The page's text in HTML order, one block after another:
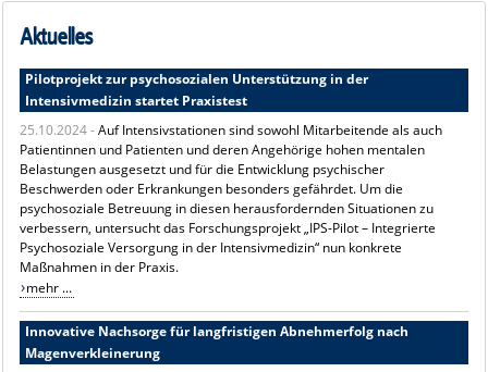
Aktuelles
Pilotprojekt zur psychosozialen Unterstützung in der
Intensivmedizin startet Praxistest
25.10.2024 -Auf Intensivstationen sind sowohl Mitarbeitende als auch
Patientinnen und Patienten und deren Angehörige hohen mentalen
Belastungen ausgesetzt und für die Entwicklung psychischer
Beschwerden oder Erkrankungen besonders gefährdet. Um die
psychosoziale Betreuung in diesen herausfordernden Situationen zu
verbessern, untersucht das Forschungsprojekt „IPS-Pilot – Integrierte
Psychosoziale Versorgung in der Intensivmedizin“ nun konkrete
Maßnahmen in der Praxis.
mehr ...
Innovative Nachsorge für langfristigen Abnehmerfolg nach
Magenverkleinerung